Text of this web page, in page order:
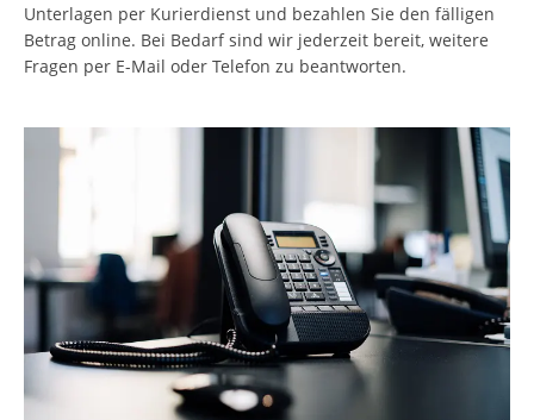
Unterlagen per Kurierdienst und bezahlen Sie den fälligen
Betrag online. Bei Bedarf sind wir jederzeit bereit, weitere
Fragen per E-Mail oder Telefon zu beantworten.